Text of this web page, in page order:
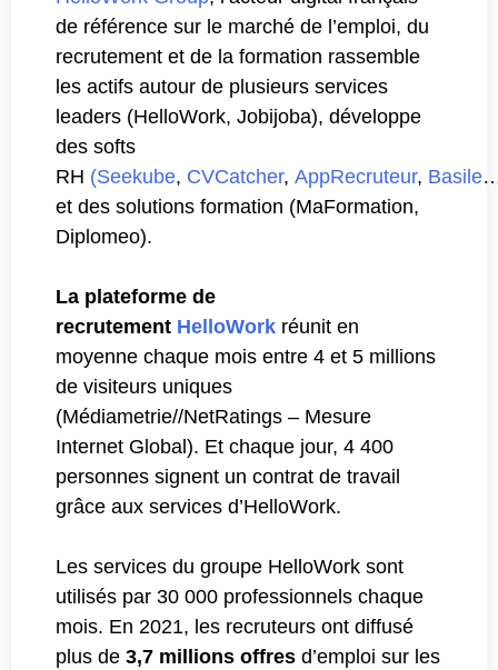
de référence sur le marché de l’emploi, du
recrutement et de la formation rassemble
les actifs autour de plusieurs services
leaders (HelloWork, Jobijoba), développe
des softs
RH (Seekube, CVCatcher, AppRecruteur, Basile
et des solutions formation (MaFormation,
Diplomeo).
La plateforme de
recrutement HelloWork réunit en
moyenne chaque mois entre 4 et 5 millions
de visiteurs uniques
(Médiametrie//NetRatings – Mesure
Internet Global). Et chaque jour, 4 400
personnes signent un contrat de travail
grâce aux services d’HelloWork.
Les services du groupe HelloWork sont
utilisés par 30 000 professionnels chaque
mois. En 2021, les recruteurs ont diffusé
plus de 3,7 millions offres d’emploi sur les